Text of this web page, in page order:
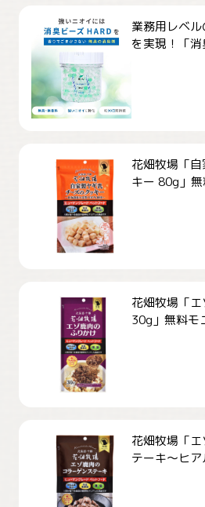
業務用レベ
を実現！「消
花畑牧場「
キー 80g」
花畑牧場「
30g」無料モ
花畑牧場「
テーキ～ヒ